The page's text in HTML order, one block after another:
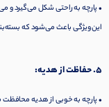
• پارچه به راحتی شکل می‌گیرد و
این ویژگی باعث می‌شود که
5. حفاظت از هدیه:
• پارچه به خوبی از هدیه